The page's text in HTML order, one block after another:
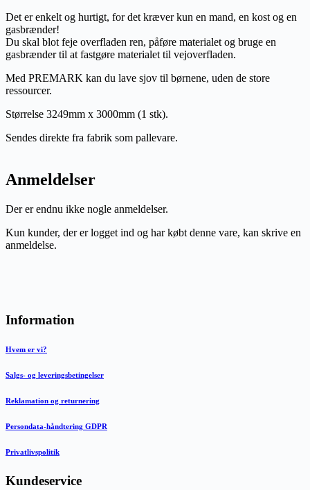
Det er enkelt og hurtigt, for det kræver kun en mand, en kost og en
gasbrænder!
Du skal blot feje overfladen ren, påføre materialet og bruge en
gasbrænder til at fastgøre materialet til vejoverfladen.
Med PREMARK kan du lave sjov til børnene, uden de store
ressourcer.
Størrelse 3249mm x 3000mm (1 stk).
Sendes direkte fra fabrik som pallevare.
Anmeldelser
Der er endnu ikke nogle anmeldelser.
Kun kunder, der er logget ind og har købt denne vare, kan skrive en
anmeldelse.
Information
Hvem er vi?
Salgs- og leveringsbetingelser
Reklamation og returnering
Persondata-håndtering GDPR
Privatlivspolitik
Kundeservice